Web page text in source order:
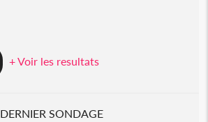
+ Voir les resultats
DERNIER SONDAGE